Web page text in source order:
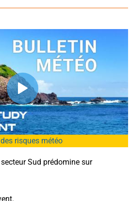
risques météo
Sud prédomine sur